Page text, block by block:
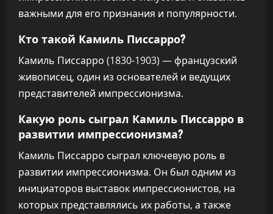
важными для его признания и популярности.
Кто такой Камиль Писсарро?
Камиль Писсарро (1830-1903) — французский
живописец, один из основателей и ведущих
представителей импрессионизма.
Какую роль сыграл Камиль Писсарро в
развитии импрессионизма?
Камиль Писсарро сыграл ключевую роль в
развитии импрессионизма. Он был одним из
инициаторов выставок импрессионистов, на
которых представлялись их работы, а также